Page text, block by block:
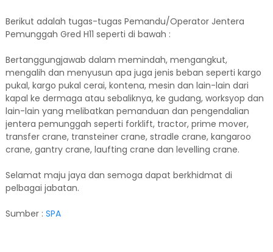
Berikut adalah tugas-tugas Pemandu/Operator Jentera
Pemunggah Gred H11 seperti di bawah :
Bertanggungjawab dalam memindah, mengangkut,
mengalih dan menyusun apa juga jenis beban seperti kargo
pukal, kargo pukal cerai, kontena, mesin dan lain-lain dari
kapal ke dermaga atau sebaliknya, ke gudang, worksyop dan
lain-lain yang melibatkan pemanduan dan pengendalian
jentera pemunggah seperti forklift, tractor, prime mover,
transfer crane, transteiner crane, stradle crane, kangaroo
crane, gantry crane, laufting crane dan levelling crane.
Selamat maju jaya dan semoga dapat berkhidmat di
pelbagai jabatan.
Sumber : SPA